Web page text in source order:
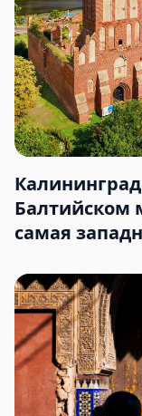
Балтийском
самая